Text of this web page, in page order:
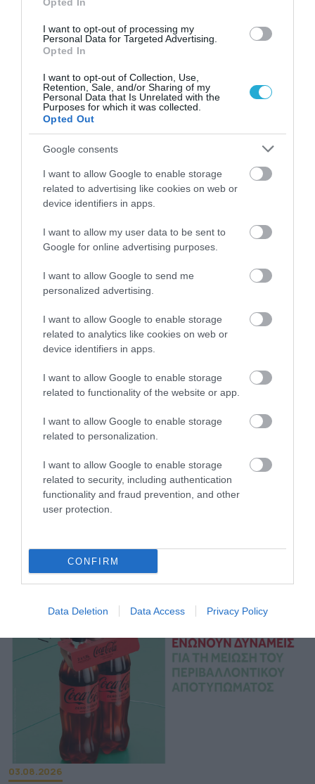
I want to opt-out of processing my
Personal Data for Targeted Advertising.
Opted In
I want to opt-out of Collection, Use,
Retention, Sale, and/or Sharing of my
Personal Data that Is Unrelated with the
Purposes for which it was collected.
Opted Out
Google consents
I want to allow Google to enable storage
related to advertising like cookies on web or
device identifiers in apps.
I want to allow my user data to be sent to
Google for online advertising purposes.
I want to allow Google to send me
personalized advertising.
I want to allow Google to enable storage
related to analytics like cookies on web or
device identifiers in apps.
I want to allow Google to enable storage
related to functionality of the website or app.
I want to allow Google to enable storage
related to personalization.
I want to allow Google to enable storage
related to security, including authentication
functionality and fraud prevention, and other
user protection.
CONFIRM
Data Deletion Data Access Privacy Policy
04.08.2026
Efood: Άλμα 74,7% στον τζίρο της Go
Delivery το 2025
04.08.2026
Latina: Η μπίρα που αλλάζει τον ρυθμό του
καλοκαιριού
04.08.2026
ομάδα των αθλητών που στηρίζει το φυσικό
μεταλλικό νερό ΒΙΚΟΣ
03.08.2026